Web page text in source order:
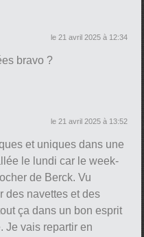
le 21 avril 2025 à 12:34
bravo ?
le 21 avril 2025 à 13:52
et uniques dans une
le lundi car le week-
de Berck. Vu
des navettes et des
ça dans un bon esprit
Je vais repartir en